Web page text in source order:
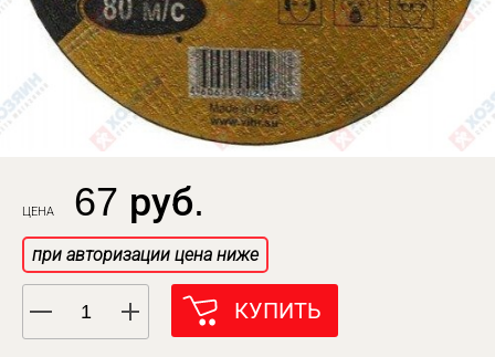
ЦЕНА 67 руб.
при авторизации цена ниже
КУПИТЬ